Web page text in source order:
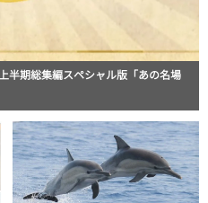
半期総集編スペシャル版「あの名場